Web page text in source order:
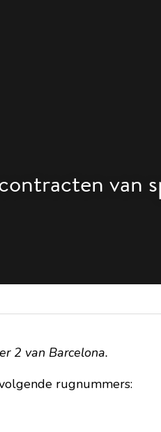
van
2 van Barcelona.
rugnummers: